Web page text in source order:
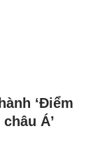
‘Điểm
Á’